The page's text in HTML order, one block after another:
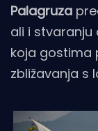
Palagruza
ali i
koja gostima
zbližavanja s